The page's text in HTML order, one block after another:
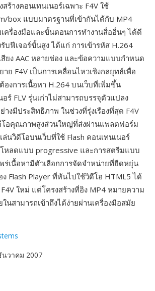
สร้างคอนเทนเนอร์เฉพาะ F4V ใช้
box แบบมาตรฐานที่เข้ากันได้กับ MP4
ครื่องมือและขั้นตอนการทำงานสื่ออื่นๆ ได้ดี
บฟีเจอร์ขั้นสูง ได้แก่ การเข้ารหัส H.264
ยง AAC หลายช่อง และข้อความแบบกำหนด
าย F4V เป็นการเคลื่อนไหวเชิงกลยุทธ์เพื่อ
งการเนื้อหา H.264 บนเว็บที่เพิ่มขึ้น
อร์ FLV รุ่นเก่าไม่สามารถบรรจุตัวแปลง
มีประสิทธิภาพ ในช่วงที่รุ่งเรืองที่สุด F4V
โอคุณภาพสูงส่วนใหญ่ที่ส่งผ่านแพลตฟอร์ม
ล่นวิดีโอบนเว็บที่ใช้ Flash คอนเทนเนอร์
โหลดแบบ progressive และการสตรีมแบบ
ร่เนื้อหามีตัวเลือกการจัดจำหน่ายที่ยืดหยุ่น
Flash Player ที่หันไปใช้วิดีโอ HTML5 ได้
ใหม่ แต่โครงสร้างที่อิง MP4 หมายความ
นสามารถเข้าถึงได้ง่ายผ่านเครื่องมือสมัย
นวาคม 2007